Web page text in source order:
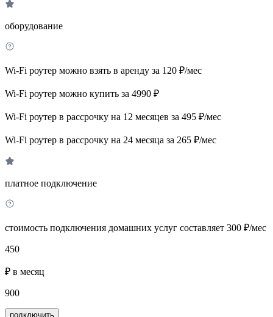
оборудование
Wi-Fi роутер можно взять в аренду за 120 ₽/мес
Wi-Fi роутер можно купить за 4990 ₽
Wi-Fi роутер в рассрочку на 12 месяцев за 495 ₽/мес
Wi-Fi роутер в рассрочку на 24 месяца за 265 ₽/мес
платное подключение
стоимость подключения домашних услуг составляет 300 ₽/мес
450
₽ в месяц
900
подключить